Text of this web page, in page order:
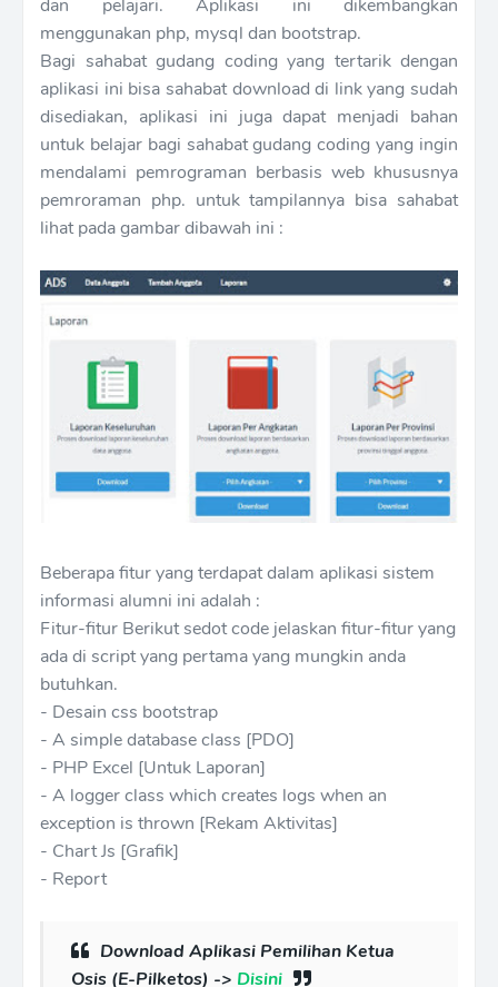
dan pelajari. Aplikasi ini dikembangkan
menggunakan php, mysql dan bootstrap.
Bagi sahabat gudang coding yang tertarik dengan
aplikasi ini bisa sahabat download di link yang sudah
disediakan, aplikasi ini juga dapat menjadi bahan
untuk belajar bagi sahabat gudang coding yang ingin
mendalami pemrograman berbasis web khususnya
pemroraman php. untuk tampilannya bisa sahabat
lihat pada gambar dibawah ini :
Beberapa fitur yang terdapat dalam aplikasi sistem
informasi alumni ini adalah :
Fitur-fitur Berikut sedot code jelaskan fitur-fitur yang
ada di script yang pertama yang mungkin anda
butuhkan.
- Desain css bootstrap
- A simple database class [PDO]
- PHP Excel [Untuk Laporan]
- A logger class which creates logs when an
exception is thrown [Rekam Aktivitas]
- Chart Js [Grafik]
- Report
Download Aplikasi Pemilihan Ketua
Osis (E-Pilketos) -> Disini